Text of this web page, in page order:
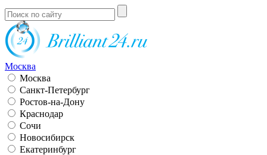
Москва
Москва
Санкт-Петербург
Ростов-на-Дону
Краснодар
Сочи
Новосибирск
Екатеринбург